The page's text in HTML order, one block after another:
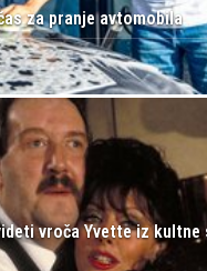
za pranje avtomobila
vroča Yvette iz kultne